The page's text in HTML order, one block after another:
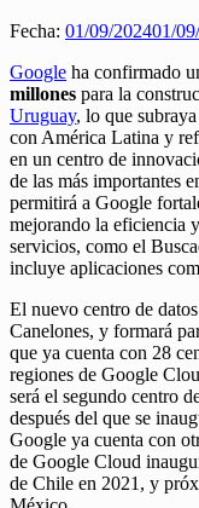
Fecha: 01/09/202401/
Google ha confirmado
millones para la
Uruguay, lo que
con América Latina y
en un centro de
de las más importantes
permitirá a Google
mejorando la eficiencia
servicios, como el
incluye aplicaciones
El nuevo centro de
Canelones, y formará
que ya cuenta con 28
regiones de Google
será el segundo centro
después del que se
Google ya cuenta con
de Google Cloud
de Chile en 2021, y